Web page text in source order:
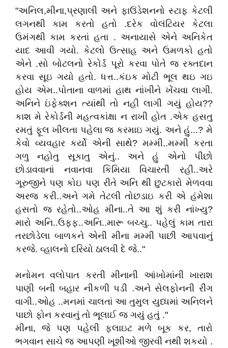
"અનિલ,મીના,પ્રણાલી અને ફાઉંડેશનનો સ્ટાફ કેટલી
લગનથી કામ કરતો હતો .દરેક વોલંટિયર કેટલા
ઉમંગથી કામ કરતાં હતા . અનાયાસે એને અનિકેત
યાદ આવી ગયો. કેટલો ઉત્સાહ અને ઉમળકો હતો
એને .સો બોટલનો રેકોર્ડ પૂરો કરવા પોતે જ રક્તદાન
કરવા સૂઇ ગયો હતો. ધત્ત..કંઇક મોટી ભૂલ થઇ ગઇ
હોય એમ..પોતાના વાળમાં હાથ નાંખીને ખેંચવા લાગી.
અનિને ઇંફેક્શન ત્યાંથી તો નહી લાગી ગયું હોય??
કાશ મે રેકોર્ડની મહત્વકાંક્ષા ન રાખી હોત .એક હસતુ
રમતું ફૂલ ખીલતા પહેલા જ કરમાઇ ગયું. અને હું...? મે
કેવો વ્યવહાર કર્યો એની સાથે? મમ્મી..મમ્મી કરતા
ગળુ નહોતુ સૂકાતુ એનું.. અને હું એનો પીછો
છોડાવવાનાં નવાનવા કિમિયા વિચારતી રહી..અરે
ગૂરુજીને પણ કોઇ પણ રીતે અનિ થી છુટકારો મેળવવા
અરજ કરી..અને ગમે તેટલી તોછડાઇ કરી એ હંમેશા
હસતો જ રહેતો..ઓહ મીના..તે આ શું કરી નાંખ્યુ?
મારો અનિ..ઉફફ..અનિ..મારૂ બચ્ચુ.. પહેલું કામ તારા
તરછોડેલા બાળકને એની મીના મમ્મી પાછી આપવાનું
કરજે. વ્હાલનો દરિયો ઠાલવી દે જે.."
મનોમન વલોપાત કરતી મીનાની આંખોમાંની ખારાશ
પાણી બની બહાર નીકળી પડી .અને સેલફોનની રીંગ
વાગી..ઓહ ..મનમાં ચાલતાં આ તુમુલ યુધ્ધમાં અનિલને
પાછો ફોન કરવાનું તો ભૂલાઈ જ ગયું હતું ."
મીના, જે પણ પહેલી ફલાઇટ મળે બૂક કર, તારો
ભગવાન સાચે જ આપણી ખૂશીઓ જીરવી નથી શકયો .